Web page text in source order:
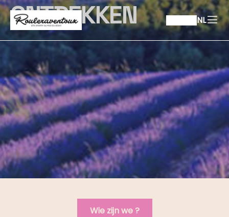
NL
ONTDEKKEN
Wie zijn we ?